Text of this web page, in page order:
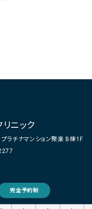
ニック
ラチナマンション聚楽 B棟1F
完全予約制